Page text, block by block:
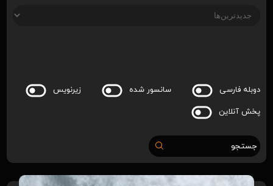
دوبله فارسی سانسور شده
زیرنویس
پخش آنلاین
جستجو